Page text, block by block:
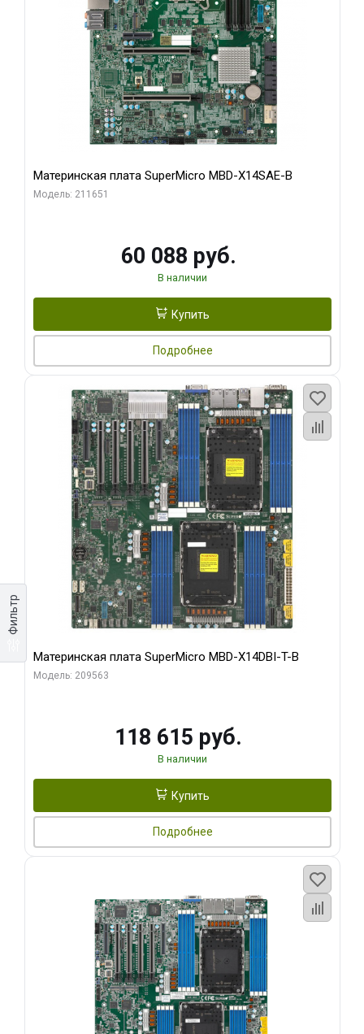
Фильтр
Материнская плата SuperMicro MBD-X14SAE-B
Модель: 211651
60 088 руб.
В наличии
Купить
Подробнее
Материнская плата SuperMicro MBD-X14DBI-T-B
Модель: 209563
118 615 руб.
В наличии
Купить
Подробнее